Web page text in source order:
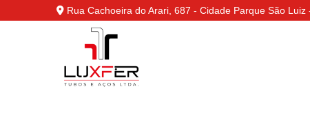
Rua Cachoeira do Arari, 687 - Cidade Parque São Luiz